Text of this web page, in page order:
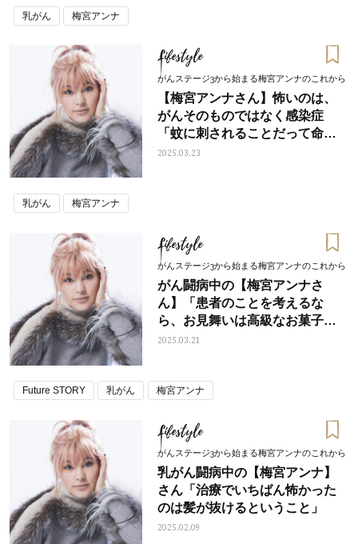
乳がん 梅宮アンナ
Lifestyle
がんステージ3から始まる梅宮アンナのこれから
【梅宮アンナさん】怖いのは、
がんそのものではなく感染症
「蚊に刺されることだって命取
りになりかねない」
2025.03.23
乳がん 梅宮アンナ
Lifestyle
がんステージ3から始まる梅宮アンナのこれから
がん闘病中の【梅宮アンナさ
ん】「患者のことを考えるな
ら、お見舞いは高級なお菓子よ
りも…」
2025.03.21
Future STORY 乳がん 梅宮アンナ
Lifestyle
がんステージ3から始まる梅宮アンナのこれから
乳がん闘病中の【梅宮アンナ】
さん「治療でいちばん怖かった
のは髪が抜けるということ」
2025.02.09